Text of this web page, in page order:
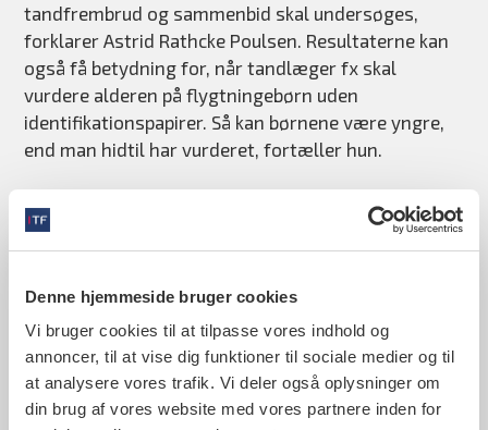
Denne hjemmeside bruger cookies
Vi bruger cookies til at tilpasse vores indhold og
annoncer, til at vise dig funktioner til sociale medier og til
at analysere vores trafik. Vi deler også oplysninger om
din brug af vores website med vores partnere inden for
tandfrembrud og sammenbid skal undersøges,
forklarer Astrid Rathcke Poulsen. Resultaterne kan
også få betydning for, når tandlæger fx skal
vurdere alderen på flygtningebørn uden
identifikationspapirer. Så kan børnene være yngre,
end man hidtil har vurderet, fortæller hun.
Musikalsk ripenser
Astrid Rathcke Poulsen er født i Liverpool i England,
men opvokset i Ribe, hvor hun slog sine folder, indtil
tandlæge. Hendes mor er tandlæge, men det var
ikke grunden til, at hun valgte faget.
”Da jeg som teenager fik bøjle på, blev jeg meget
fascineret af, hvor meget man faktisk kan rykke